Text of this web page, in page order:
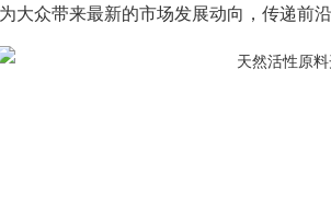
大众带来最新的市场发展动向，传递前